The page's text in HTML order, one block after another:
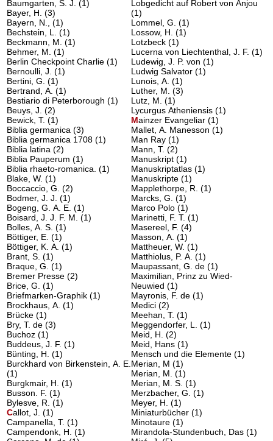
Baumgarten, S. J.(1)
Bayer, H.(3)
Bayern, N.,(1)
Bechstein, L.(1)
Beckmann, M.(1)
Behmer, M.(1)
Berlin Checkpoint Charlie(1)
Bernoulli, J.(1)
Bertini, G.(1)
Bertrand, A.(1)
Bestiario di Peterborough(1)
Beuys, J.(2)
Bewick, T.(1)
Biblia germanica(3)
Biblia germanica 1708(1)
Biblia latina(2)
Biblia Pauperum(1)
Biblia rhaeto-romanica.(1)
Blake, W.(1)
Boccaccio, G.(2)
Bodmer, J. J.(1)
Bogeng, G. A. E.(1)
Boisard, J. J. F. M.(1)
Bolles, A. S.(1)
Böttiger, E.(1)
Böttiger, K. A.(1)
Brant, S.(1)
Braque, G.(1)
Bremer Presse(2)
Brice, G.(1)
Briefmarken-Graphik(1)
Brockhaus, A.(1)
Brücke(1)
Bry, T. de(3)
Buchoz(1)
Buddeus, J. F.(1)
Bünting, H.(1)
Burckhard von Birkenstein, A. E.
(1)
Burgkmair, H.(1)
Busson. F.(1)
Bylesve, R.(1)
Callot, J.(1)
Campanella, T.(1)
Campendonk, H.(1)
Lobgedicht auf Robert von Anjou
(1)
Lommel, G.(1)
Lossow, H.(1)
Lotzbeck(1)
Lucerna von Liechtenthal, J. F.(1)
Ludewig, J. P. von(1)
Ludwig Salvator(1)
Lunois, A.(1)
Luther, M.(3)
Lutz, M.(1)
Lycurgus Atheniensis(1)
Mainzer Evangeliar(1)
Mallet, A. Manesson(1)
Man Ray(1)
Mann, T.(2)
Manuskript(1)
Manuskriptatlas(1)
Manuskripte(1)
Mapplethorpe, R.(1)
Marcks, G.(1)
Marco Polo(1)
Marinetti, F. T.(1)
Masereel, F.(4)
Masson, A.(1)
Mattheuer, W.(1)
Matthiolus, P. A.(1)
Maupassant, G. de(1)
Maximilian, Prinz zu Wied-
Neuwied(1)
Mayronis, F. de(1)
Medici(2)
Meehan, T.(1)
Meggendorfer, L.(1)
Meid, H.(2)
Meid, Hans(1)
Mensch und die Elemente(1)
Merian, M(1)
Merian, M.(1)
Merian, M. S.(1)
Merzbacher, G.(1)
Meyer, H.(1)
Miniaturbücher(1)
Minotaure(1)
Mirandola-Stundenbuch, Das(1)